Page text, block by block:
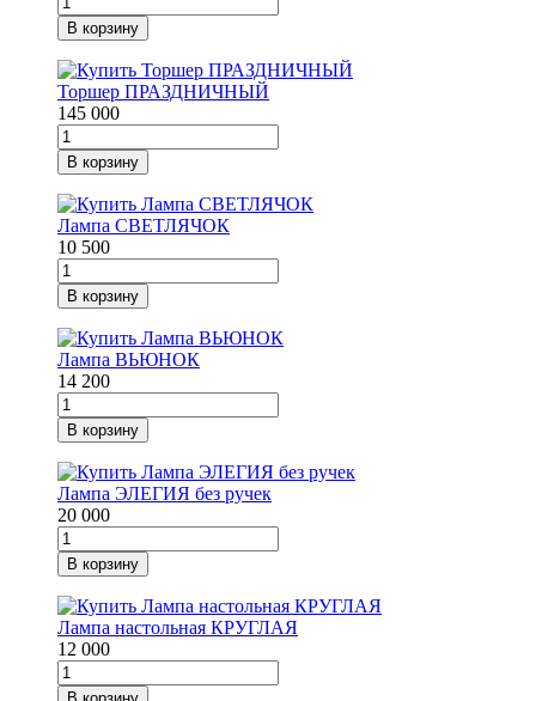
В корзину
Торшер ПРАЗДНИЧНЫЙ
145 000
В корзину
Лампа СВЕТЛЯЧОК
10 500
В корзину
Лампа ВЬЮНОК
14 200
В корзину
Лампа ЭЛЕГИЯ без ручек
20 000
В корзину
Лампа настольная КРУГЛАЯ
12 000